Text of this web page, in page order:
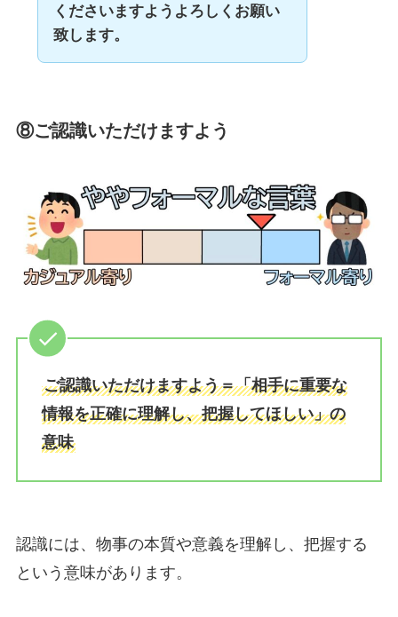
くださいますようよろしくお願い
致します。
⑧ご認識いただけますよう
ご認識いただけますよう＝「相手に重要な
情報を正確に理解し、把握してほしい」の
意味
認識には、物事の本質や意義を理解し、把握する
という意味があります。